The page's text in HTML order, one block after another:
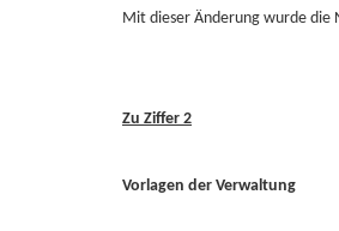
Mit dieser Änderung wurde
Zu Ziffer 2
Vorlagen der Verwaltung